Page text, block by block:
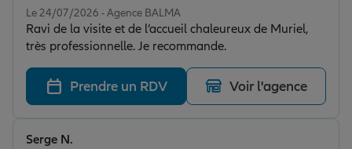
Protection juridique
Retraite
Tous nos devis d'assurance
Le 24/07/2026 - Agence BALMA
Ravi de la visite et de l’accueil chaleureux de Muriel,
très professionnelle. Je recommande.
Prendre un RDV Voir l'agence
Serge N.